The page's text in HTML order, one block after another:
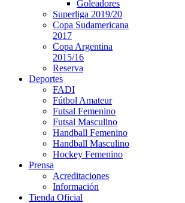
Goleadores
Superliga 2019/20
Copa Sudamericana
2017
Copa Argentina
2015/16
Reserva
Deportes
FADI
Fútbol Amateur
Futsal Femenino
Futsal Masculino
Handball Femenino
Handball Masculino
Hockey Femenino
Prensa
Acreditaciones
Información
Tienda Oficial